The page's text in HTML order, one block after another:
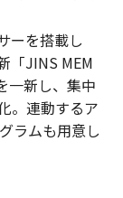
ーを搭載し
「JINS MEM
一新し、集中
。連動するア
ラムも用意し